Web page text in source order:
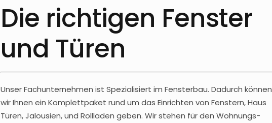
Die richtigen Fenster
und Türen
Unser Fachunternehmen ist Spezialisiert im Fensterbau. Dadurch können
wir Ihnen ein Komplettpaket rund um das Einrichten von Fenstern, Haus
Türen, Jalousien, und Rollläden geben. Wir stehen für den Wohnungs-